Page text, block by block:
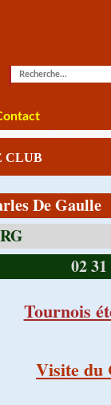
CLUB
Gaulle
02 31
Tournois
Visite du